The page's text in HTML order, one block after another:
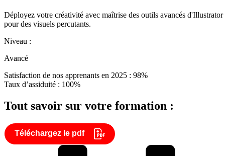
Déployez votre créativité avec maîtrise des outils avancés d'Illustrator
pour des visuels percutants.
Niveau :
Avancé
Satisfaction de nos apprenants en 2025 : 98%
Taux d’assiduité : 100%
Tout savoir sur votre formation :
Téléchargez le pdf